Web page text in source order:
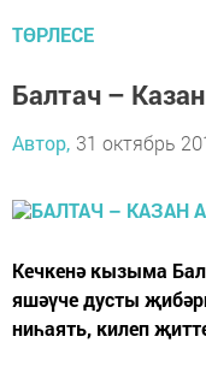
ТӨРЛЕСЕ
Балтач –
Автор, 31 октябрь
Кечкенә кызыма
яшәүче дусты
ниһаять, килеп